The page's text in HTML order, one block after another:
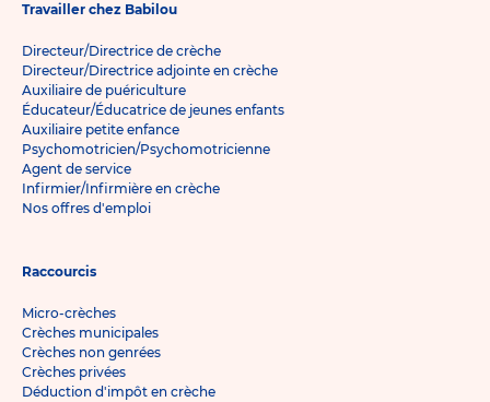
Travailler chez Babilou
Directeur/Directrice de crèche
Directeur/Directrice adjointe en crèche
Auxiliaire de puériculture
Éducateur/Éducatrice de jeunes enfants
Auxiliaire petite enfance
Psychomotricien/Psychomotricienne
Agent de service
Infirmier/Infirmière en crèche
Nos offres d'emploi
Raccourcis
Micro-crèches
Crèches municipales
Crèches non genrées
Crèches privées
Déduction d'impôt en crèche